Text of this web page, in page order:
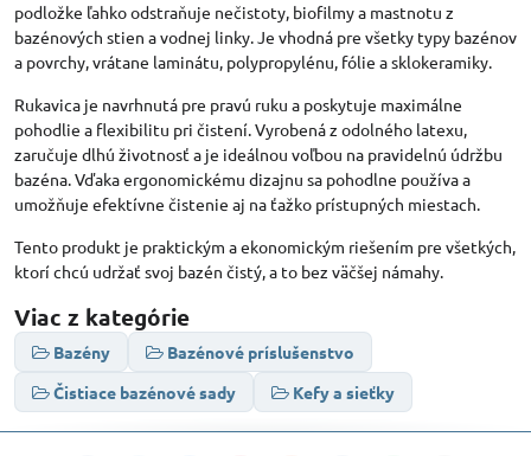
podložke ľahko odstraňuje nečistoty, biofilmy a mastnotu z
bazénových stien a vodnej linky. Je vhodná pre všetky typy bazénov
a povrchy, vrátane laminátu, polypropylénu, fólie a sklokeramiky.
Rukavica je navrhnutá pre pravú ruku a poskytuje maximálne
pohodlie a flexibilitu pri čistení. Vyrobená z odolného latexu,
zaručuje dlhú životnosť a je ideálnou voľbou na pravidelnú údržbu
bazéna. Vďaka ergonomickému dizajnu sa pohodlne používa a
umožňuje efektívne čistenie aj na ťažko prístupných miestach.
Tento produkt je praktickým a ekonomickým riešením pre všetkých,
ktorí chcú udržať svoj bazén čistý, a to bez väčšej námahy.
Viac z kategórie
Bazény
Bazénové príslušenstvo
Čistiace bazénové sady
Kefy a sieťky